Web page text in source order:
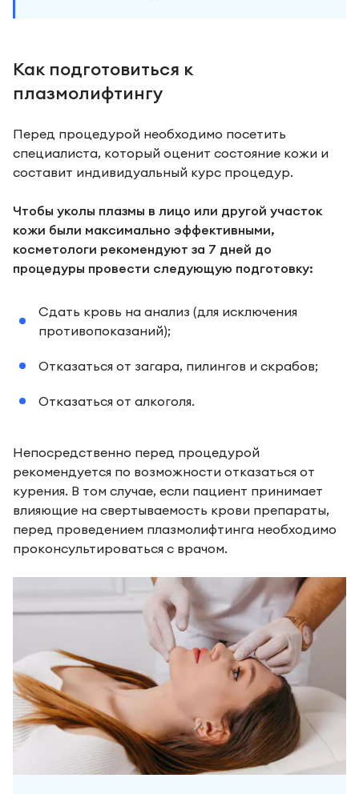
Как подготовиться к
плазмолифтингу
Перед процедурой необходимо посетить
специалиста, который оценит состояние кожи и
составит индивидуальный курс процедур.
Чтобы уколы плазмы в лицо или другой участок
кожи были максимально эффективными,
косметологи рекомендуют за 7 дней до
процедуры провести следующую подготовку:
Сдать кровь на анализ (для исключения
противопоказаний);
Отказаться от загара, пилингов и скрабов;
Отказаться от алкоголя.
Непосредственно перед процедурой
рекомендуется по возможности отказаться от
курения. В том случае, если пациент принимает
влияющие на свертываемость крови препараты,
перед проведением плазмолифтинга необходимо
проконсультироваться с врачом.